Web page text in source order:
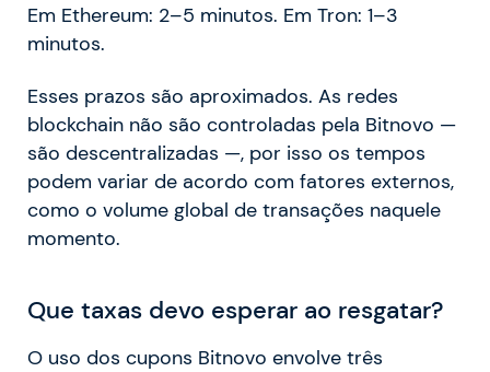
Em Ethereum: 2–5 minutos. Em Tron: 1–3
minutos.
Esses prazos são aproximados. As redes
blockchain não são controladas pela Bitnovo —
são descentralizadas —, por isso os tempos
podem variar de acordo com fatores externos,
como o volume global de transações naquele
momento.
Que taxas devo esperar ao resgatar?
O uso dos cupons Bitnovo envolve três